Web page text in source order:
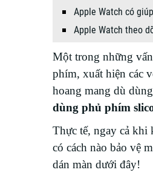
Apple Watch có
Apple Watch theo
Một trong những
phím, xuất hiện các
hoang mang dù
dùng phủ phím
Thực tế, ngay cả
có cách nào bảo vệ
dán màn dưới đây!